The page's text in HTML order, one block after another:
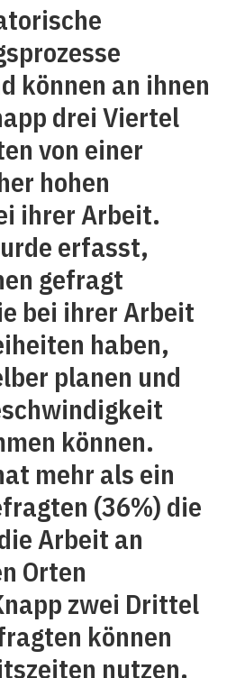
können an ihnen
drei Viertel
von einer
hohen
ihrer Arbeit.
erfasst,
gefragt
bei ihrer Arbeit
haben,
planen und
können.
mehr als ein
(36%) die
Arbeit an
Orten
zwei Drittel
können
nutzen.